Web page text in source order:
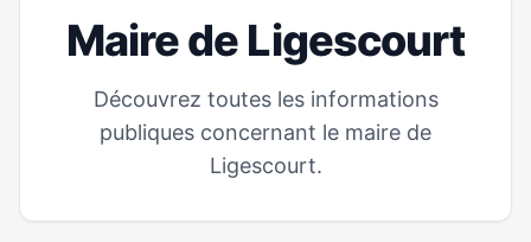
Maire de Ligescourt
Découvrez toutes les informations
publiques concernant le maire de
Ligescourt.